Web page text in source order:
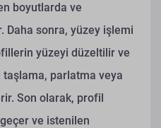
boyutlarda ve
Daha sonra, yüzey işlemi
yüzeyi düzeltilir ve
parlatma veya
Son olarak, profil
ve istenilen